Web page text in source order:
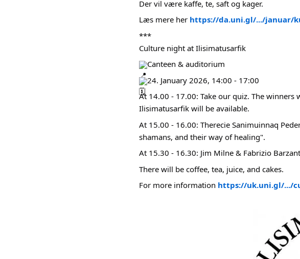
Der vil være kaffe, te, saft og kager.
Læs mere her https://da.uni.gl/.../januar/
***
Culture night at Ilisimatusarfik
Canteen & auditorium
24. January 2026, 14:00 - 17:00
At 14.00 - 17.00: Take our quiz. The
Ilisimatusarfik will be available.
At 15.00 - 16.00: Therecie Sanimuinnaq
shamans, and their way of healing".
At 15.30 - 16.30: Jim Milne & Fabrizio
There will be coffee, tea, juice, and cakes.
For more information https://uk.uni.gl/.../